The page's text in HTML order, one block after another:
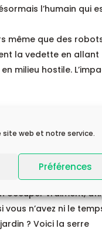
web et notre service.
Préférences
l’humain qui
même que des
la vedette en allant
milieu hostile.
d’autres innovations
occuper vraiment,
n’avez ni le
? Voici la serre